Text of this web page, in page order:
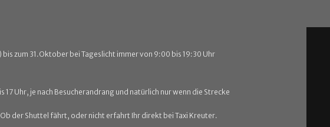
zum 31.Oktober bei Tageslicht immer von 9:00 bis 19:30 Uhr
Uhr, je nach Besucherandrang und natürlich nur wenn die Strecke
der Shuttel fährt, oder nicht erfahrt Ihr direkt bei Taxi Kreuter.